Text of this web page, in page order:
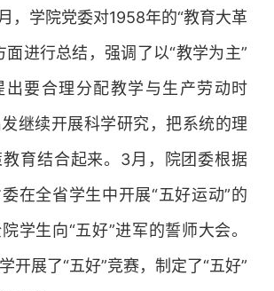
，学院党委对1958年的“教育大革
面进行总结，强调了以“教学为主”
出要合理分配教学与生产劳动时
继续开展科学研究，把系统的理
育结合起来。3月，院团委根据
在全省学生中开展“五好运动”的
学生向“五好”进军的誓师大会。
开展了“五好”竞赛，制定了“五好”